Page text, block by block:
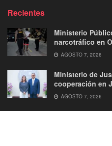
Recientes
Ministerio
narcotráfico en
AGOSTO 7, 2026
Ministerio de
cooperación en
AGOSTO 7, 2026